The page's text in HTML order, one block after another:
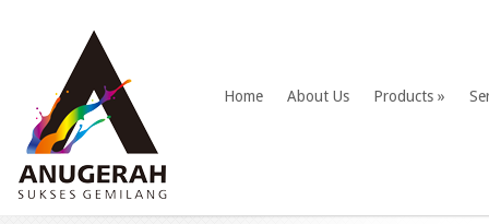
Home About Us Products »